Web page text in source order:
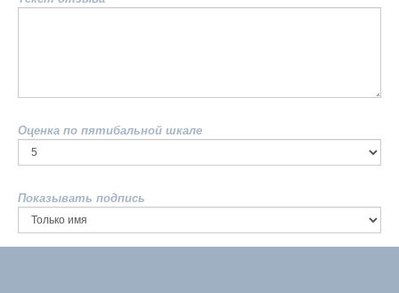
Оценка по пятибальной шкале
Показывать подпись